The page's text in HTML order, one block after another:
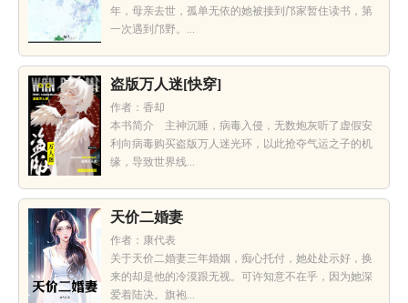
年，母亲去世，孤单无依的她被接到邝家暂住读书，第
一次遇到邝野。...
盗版万人迷[快穿]
作者：香却
本书简介 主神沉睡，病毒入侵，无数炮灰听了虚假安
利向病毒购买盗版万人迷光环，以此抢夺气运之子的机
缘，导致世界线...
天价二婚妻
作者：康代表
关于天价二婚妻三年婚姻，痴心托付，她处处示好，换
来的却是他的冷漠跟无视。可许知意不在乎，因为她深
爱着陆决。旗袍...